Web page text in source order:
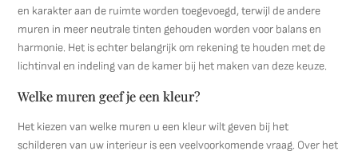
en karakter aan de ruimte worden toegevoegd, terwijl de andere
muren in meer neutrale tinten gehouden worden voor balans en
harmonie. Het is echter belangrijk om rekening te houden met de
lichtinval en indeling van de kamer bij het maken van deze keuze.
Welke muren geef je een kleur?
Het kiezen van welke muren u een kleur wilt geven bij het
schilderen van uw interieur is een veelvoorkomende vraag. Over het